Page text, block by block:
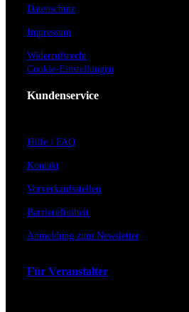
Datenschutz
Impressum
Widerrufsrecht
Cookie-Einstellungen
Kundenservice
Hilfe / FAQ
Kontakt
Vorverkaufsstellen
Barrierefreiheit
Anmeldung zum Newsletter
Für Veranstalter